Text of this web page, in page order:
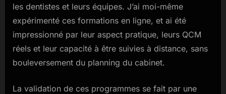
les dentistes et leurs équipes. J’ai moi-même
expérimenté ces formations en ligne, et ai été
impressionné par leur aspect pratique, leurs QCM
réels et leur capacité à être suivies à distance, sans
bouleversement du planning du cabinet.
La validation de ces programmes se fait par une